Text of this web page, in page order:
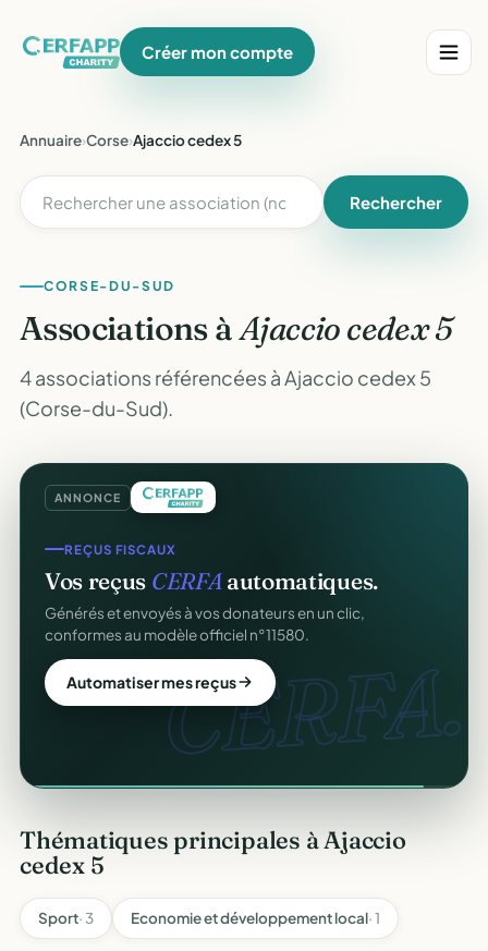
Créer mon compte
Annuaire›Corse›Ajaccio cedex 5
Rechercher
CORSE-DU-SUD
Associations àAjaccio cedex 5
4 associations référencées à Ajaccio cedex 5
(Corse-du-Sud).
ANNONCE
CERFA.
REÇUS FISCAUX
Vos reçus CERFAautomatiques.
Générés et envoyés à vos donateurs en un clic,
conformes au modèle officiel n°11580.
Automatiser mes reçus
Thématiques principales à Ajaccio
cedex 5
Sport· 3 Economie et développement local· 1